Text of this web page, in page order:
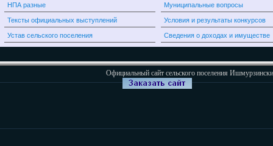
НПА разные
Тексты официальных выступлений
Устав сельского поселения
Муниципальные вопросы
Условия и результаты конкурсов
Сведения о доходах и имуществе
Официальный сайт сельского поселения